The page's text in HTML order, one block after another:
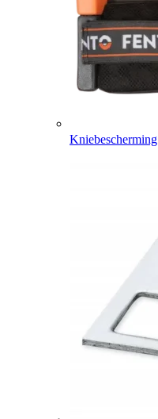
Kniebescherming